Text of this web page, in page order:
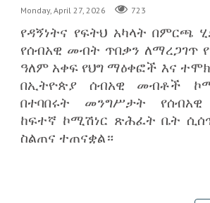
Monday, April 27, 2026 723
‎የዳኝነትና የፍትህ አካላት በምርጫ
የሰብአዊ መብት ጥበቃን ለማረጋገጥ
ዓለም አቀፍ የህግ ማዕቀፎች እና
በኢትዮጵያ ሰብአዊ መብቶች
በተባበሩት መንግሥታት
ከፍተኛ ኮሚሽነር ጽሕፈት ቤት
ስልጠና ተጠናቋል።